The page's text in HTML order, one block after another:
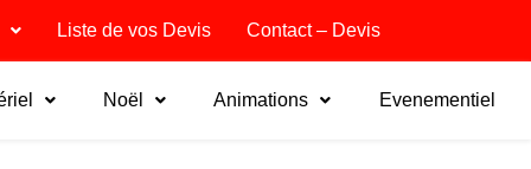
Liste de vos Devis Contact – Devis
Noël Animations Evenementiel